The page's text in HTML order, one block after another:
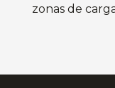
zonas de